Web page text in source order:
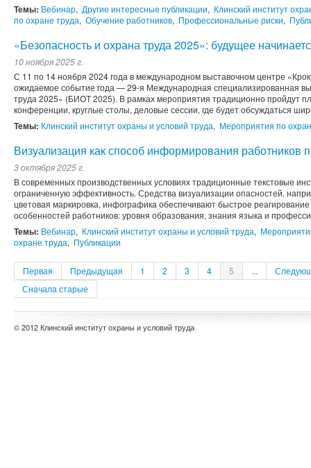
Темы: Вебинар, Другие интересные публикации, Клинский институт
по охране труда, Обучение работников, Профессиональные риски,
«Безопасность и охрана труда 2025»: будущее
10 ноября 2025 г.
С 11 по 14 ноября 2024 года в международном выставочном центре
ожидаемое событие года — 29-я Международная специализированная
труда 2025» (БИОТ 2025). В рамках мероприятия традиционно пройдут
конференции, круглые столы, деловые сессии, где будет обсуждаться
Темы: Клинский институт охраны и условий труда, Мероприятия по
Визуализация как способ информирования работников
3 октября 2025 г.
В современных производственных условиях традиционные текстовые
ограниченную эффективность. Средства визуализации опасностей,
цветовая маркировка, инфографика обеспечивают быстрое
особенностей работников: уровня образования, знания языка и
Темы: Вебинар, Клинский институт охраны и условий труда,
охране труда, Публикации
Первая Предыдущая 1 2 3 4 5 ...
Сначала старые
© 2012 Клинский институт охраны и условий труда